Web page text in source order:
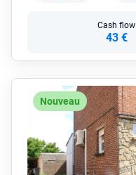
Cash flow
43 €
Nouveau